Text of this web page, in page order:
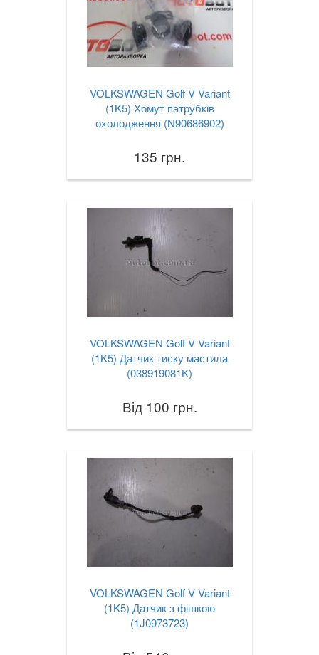
VOLKSWAGEN Golf V Variant
(1K5) Хомут патрубків
охолодження (N90686902)
135 грн.
VOLKSWAGEN Golf V Variant
(1K5) Датчик тиску мастила
(038919081K)
Від 100 грн.
VOLKSWAGEN Golf V Variant
(1K5) Датчик з фішкою
(1J0973723)